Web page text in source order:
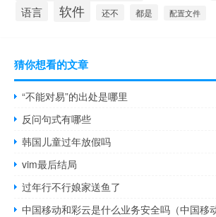
语言 软件 还不 都是 配置文件
猜你想看的文章
“不能对易”的出处是哪里
反问句式有哪些
韩国儿童过年放假吗
vim最后结局
过年行不行娘家送鱼了
中国移动和彩云是什么业务安全吗（中国移